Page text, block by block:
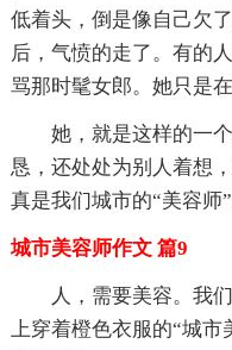
低着头，倒是像自己欠
后，气愤的走了。有的
骂那时髦女郎。她只是
她，就是这样的一个
恳，还处处为别人着想
真是我们城市的“美容师”
城市美容师作文 篇9
人，需要美容。我们
上穿着橙色衣服的“城市